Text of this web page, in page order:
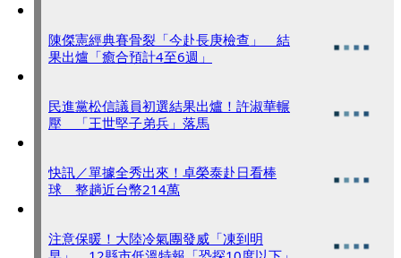
陳傑憲經典賽骨裂「今赴長庚檢查」 結
果出爐「癒合預計4至6週」
民進黨松信議員初選結果出爐！許淑華輾
壓 「王世堅子弟兵」落馬
快訊／單據全秀出來！卓榮泰赴日看棒
球 整趟近台幣214萬
注意保暖！大陸冷氣團發威「凍到明